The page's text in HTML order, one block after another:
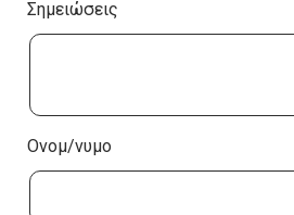
Ονομ/νυμο
Σημειώσεις